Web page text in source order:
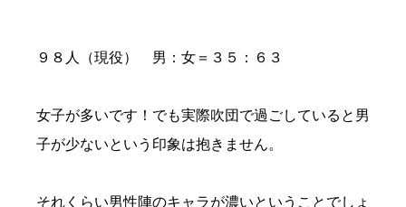
９８人（現役） 男：女＝３５：６３
女子が多いです！でも実際吹団で過ごしていると男
子が少ないという印象は抱きません。
それくらい男性陣のキャラが濃いということでしょ